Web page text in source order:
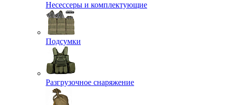
Несессеры и комплектующие
Подсумки
Разгрузочное снаряжение